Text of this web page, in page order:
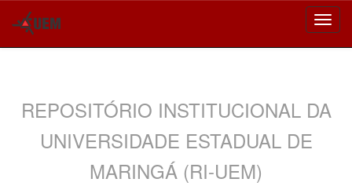
REPOSITÓRIO INSTITUCIONAL DA
UNIVERSIDADE ESTADUAL DE
MARINGÁ (RI-UEM)